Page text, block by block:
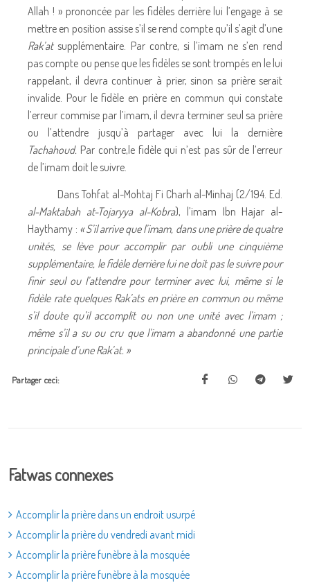
Allah ! » prononcée par les fidèles derrière lui l’engage à se
mettre en position assise s’il se rend compte qu’il s’agit d’une
Rak’atsupplémentaire. Par contre, si l’imam ne s’en rend
pas compte ou pense que les fidèles se sont trompés en le lui
rappelant, il devra continuer à prier, sinon sa prière serait
invalide. Pour le fidèle en prière en commun qui constate
l’erreur commise par l’imam, il devra terminer seul sa prière
ou l’attendre jusqu’à partager avec lui la dernière
Tachahoud. Par contre,le fidèle qui n’est pas sûr de l’erreur
de l’imam doit le suivre.
Dans Tohfat al-Mohtaj Fi Charh al-Minhaj (2/194. Ed.
al-Maktabah at-Tojaryya al-Kobra), l’imam Ibn Hajar al-
Haythamy : « S’il arrive que l’imam, dans une prière de quatre
unités, se lève pour accomplir par oubli une cinquième
supplémentaire, le fidèle derrière lui ne doit pas le suivre pour
finir seul ou l’attendre pour terminer avec lui, même si le
fidèle rate quelques Rak’ats en prière en commun ou même
s’il doute qu’il accomplit ou non une unité avec l’imam ;
même s’il a su ou cru que l’imam a abandonné une partie
principale d’une Rak’at. »
Partager ceci:
Fatwas connexes
Accomplir la prière dans un endroit usurpé
Accomplir la prière du vendredi avant midi
Accomplir la prière funèbre à la mosquée
Accomplir la prière funèbre à la mosquée